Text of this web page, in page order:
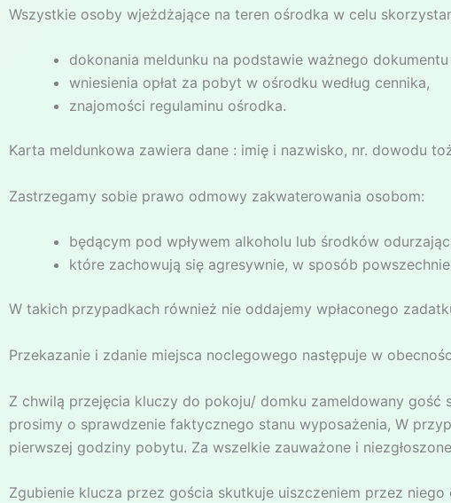
Wszystkie osoby wjeżdżające na teren ośrodka w celu
dokonania meldunku na podstawie ważnego
wniesienia opłat za pobyt w ośrodku według cennika,
znajomości regulaminu ośrodka.
Karta meldunkowa zawiera dane : imię i nazwisko, nr. dowodu
Zastrzegamy sobie prawo odmowy zakwaterowania osobom:
będącym pod wpływem alkoholu lub środków
które zachowują się agresywnie, w sposób
W takich przypadkach również nie oddajemy wpłaconego
Przekazanie i zdanie miejsca noclegowego następuje w
Z chwilą przejęcia kluczy do pokoju/ domku zameldowany
prosimy o sprawdzenie faktycznego stanu wyposażenia, W
pierwszej godziny pobytu. Za wszelkie zauważone i
Zgubienie klucza przez gościa skutkuje uiszczeniem przez